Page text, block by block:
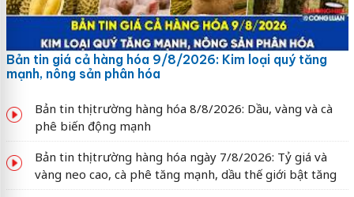
Bản tin giá cả hàng hóa 9/8/2026: Kim loại quý tăng
mạnh, nông sản phân hóa
Bản tin thị trường hàng hóa 8/8/2026: Dầu, vàng và cà
phê biến động mạnh
Bản tin thị trường hàng hóa ngày 7/8/2026: Tỷ giá và
vàng neo cao, cà phê tăng mạnh, dầu thế giới bật tăng